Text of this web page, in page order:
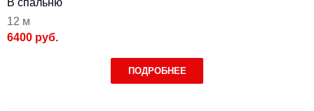
12 м
6400 руб.
ПОДРОБНЕЕ